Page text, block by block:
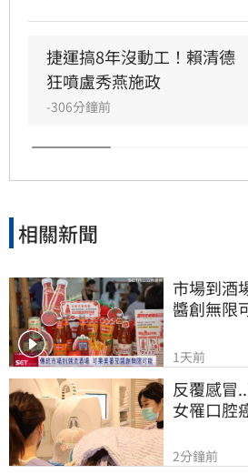
心，擴大支持基礎。會議中
何欣純連線助陣，從國政延
細膩的選戰節奏與攻防論述。
報導與直播，成功強化何欣
民進黨團結一致、深耕地方
選戰打響關鍵的起手式。
捷運搞8年沒動工！賴清德
狂噴盧秀燕施政
-306分鐘前
相關新聞
市場到酒
醬創無限
1天前
反覆感冒
女罹口腔
2分鐘前